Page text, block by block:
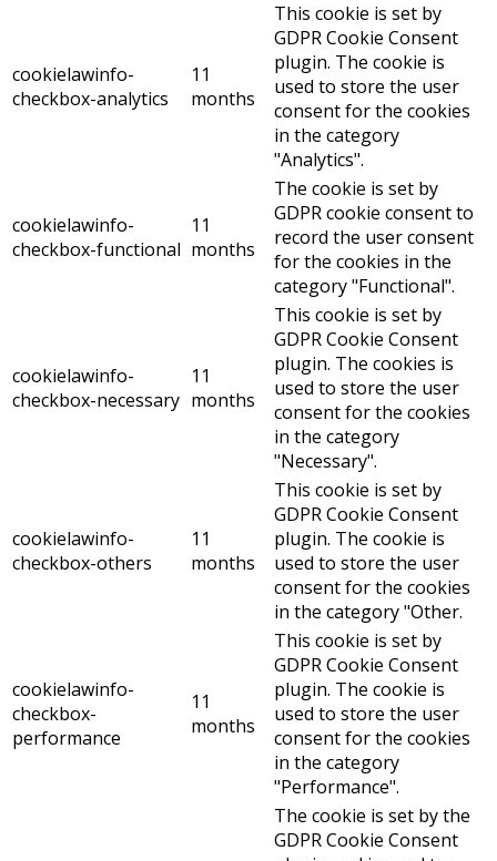
cookielawinfo-
checkbox-analytics
11
months
This cookie is set by
GDPR Cookie Consent
plugin. The cookie is
used to store the user
consent for the cookies
in the category
"Analytics".
cookielawinfo-
checkbox-functional
11
months
The cookie is set by
GDPR cookie consent to
record the user consent
for the cookies in the
category "Functional".
cookielawinfo-
checkbox-necessary
11
months
This cookie is set by
GDPR Cookie Consent
plugin. The cookies is
used to store the user
consent for the cookies
in the category
"Necessary".
cookielawinfo-
checkbox-others
11
months
This cookie is set by
GDPR Cookie Consent
plugin. The cookie is
used to store the user
consent for the cookies
in the category "Other.
cookielawinfo-
checkbox-
performance
11
months
This cookie is set by
GDPR Cookie Consent
plugin. The cookie is
used to store the user
consent for the cookies
in the category
"Performance".
The cookie is set by the
GDPR Cookie Consent